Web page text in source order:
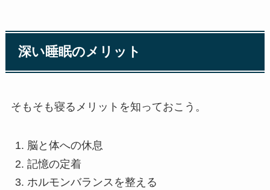
深い睡眠のメリット
そもそも寝るメリットを知っておこう。
脳と体への休息
記憶の定着
ホルモンバランスを整える